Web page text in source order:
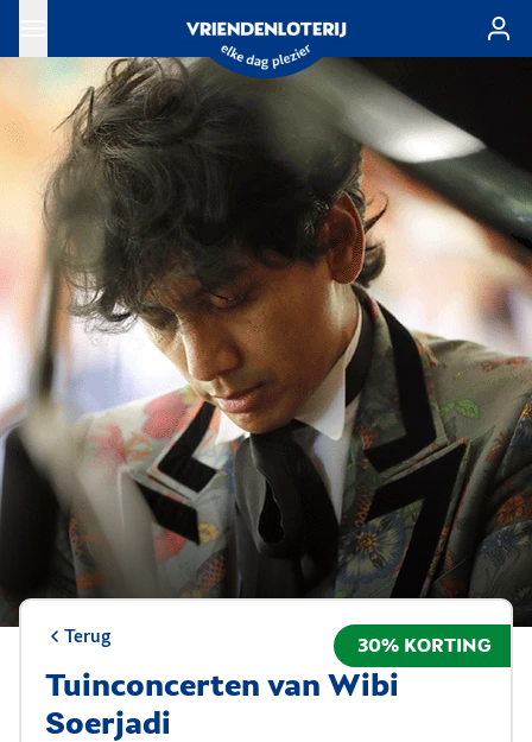
Ga naar de hoofdinhoud
Terug
Tuinconcerten van Wibi
Soerjadi
30% KORTING